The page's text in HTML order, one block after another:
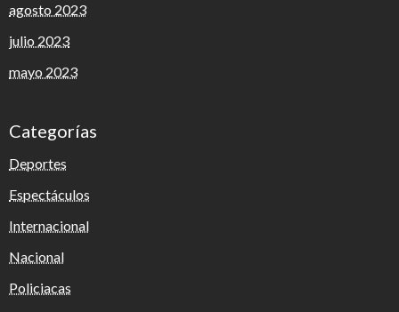
agosto 2023
julio 2023
mayo 2023
Categorías
Deportes
Espectáculos
Internacional
Nacional
Policiacas